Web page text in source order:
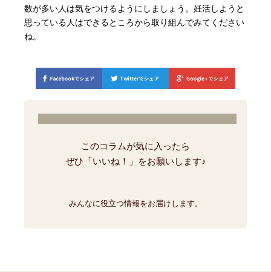
数が多い人は気をつけるようにしましょう。妊活しようと
思っている人はできるところから取り組んでみてください
ね。
このコラムが気に入ったら
ぜひ「いいね！」をお願いします♪
みんなに役立つ情報をお届けします。